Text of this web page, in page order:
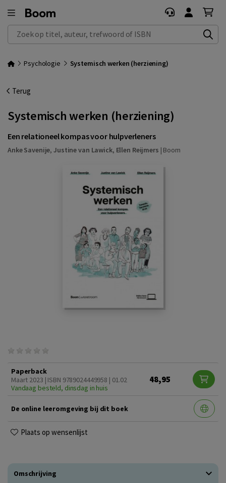
Zoek op titel, auteur, trefwoord of ISBN
Psychologie Systemisch werken (herziening)
Terug
Systemisch werken (herziening)
Een relationeel kompas voor hulpverleners
Anke Savenije,Justine van Lawick, Ellen Reijmers | Boom
Paperback
Maart 2023 | ISBN 9789024449958 | 01.02
Vandaag besteld, dinsdag in huis
48,95
De online leeromgeving bij dit boek
Plaats op wensenlijst
Omschrijving